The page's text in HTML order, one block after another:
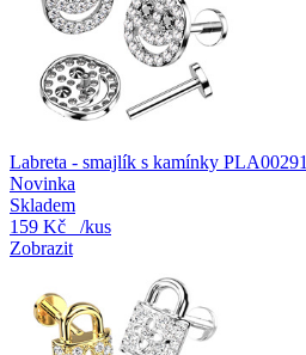
Labreta - smajlík s kamínky PLA00291
Novinka
Skladem
159 Kč
/kus
Zobrazit